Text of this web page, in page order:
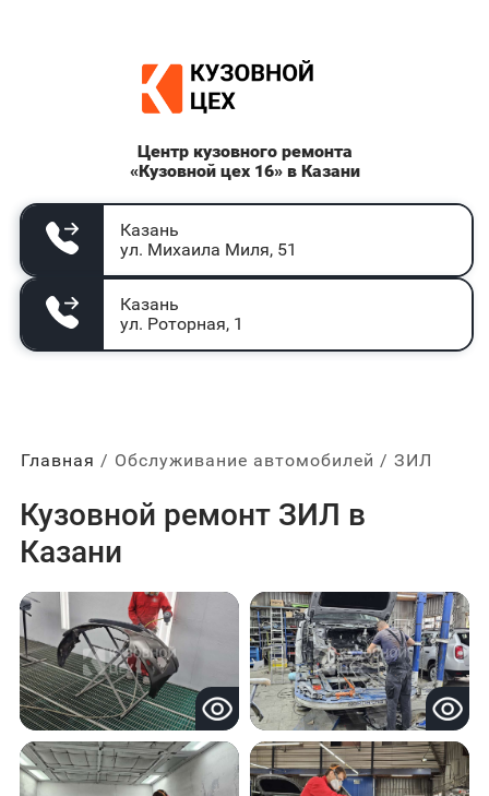
Центр кузовного ремонта
«Кузовной цех 16» в Казани
Казань
ул. Михаила Миля, 51
Казань
ул. Роторная, 1
Главная Обслуживание автомобилей ЗИЛ
Кузовной ремонт ЗИЛ в
Казани